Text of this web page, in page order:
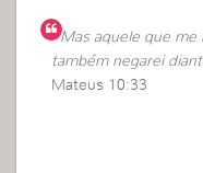
“Mas aquele que me
também negarei
Mateus 10:33